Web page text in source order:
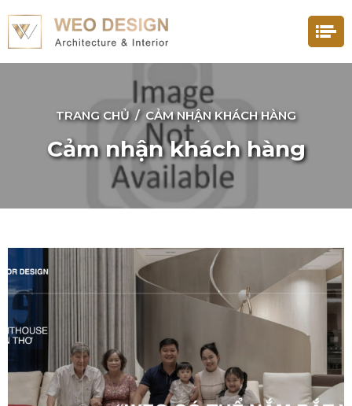
TRANG CHỦ / CẢM NHẬN KHÁCH HÀNG
Cảm nhận khách hàng